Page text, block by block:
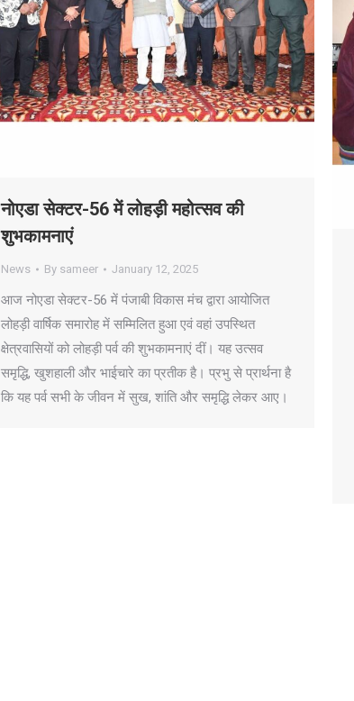
नोएडा सेक्टर-56 में लोहड़ी महोत्सव की
शुभकामनाएं
News By sameer January 12, 2025
आज नोएडा सेक्टर-56 में पंजाबी विकास मंच द्वारा आयोजित
लोहड़ी वार्षिक समारोह में सम्मिलित हुआ एवं वहां उपस्थित
क्षेत्रवासियों को लोहड़ी पर्व की शुभकामनाएं दीं। यह उत्सव
समृद्धि, खुशहाली और भाईचारे का प्रतीक है। प्रभु से प्रार्थना है
कि यह पर्व सभी के जीवन में सुख, शांति और समृद्धि लेकर आए।